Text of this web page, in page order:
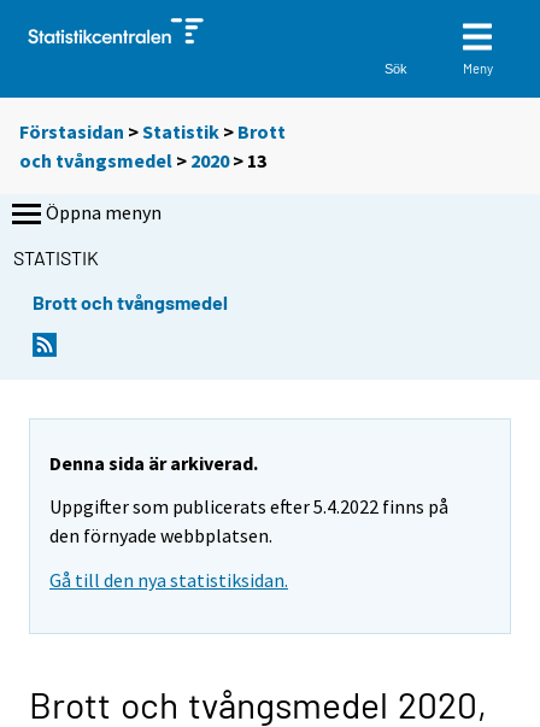
Sök Meny
Förstasidan >Statistik > Brott
och tvångsmedel > 2020> 13
Öppna menyn
STATISTIK
Brott och tvångsmedel
Denna sida är arkiverad.
Uppgifter som publicerats efter 5.4.2022 finns på
den förnyade webbplatsen.
Gå till den nya statistiksidan.
Brott och tvångsmedel 2020,